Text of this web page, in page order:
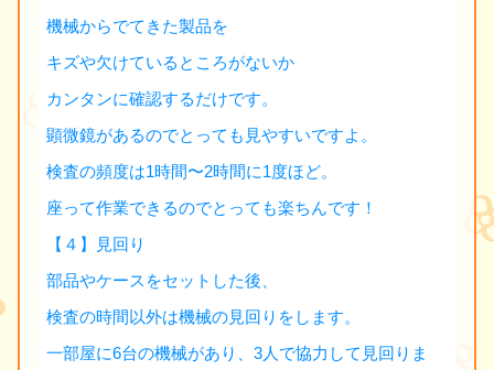
機械からでてきた製品を
キズや欠けているところがないか
カンタンに確認するだけです。
顕微鏡があるのでとっても見やすいですよ。
検査の頻度は1時間〜2時間に1度ほど。
座って作業できるのでとっても楽ちんです！
【４】見回り
部品やケースをセットした後、
検査の時間以外は機械の見回りをします。
一部屋に6台の機械があり、3人で協力して見回りま